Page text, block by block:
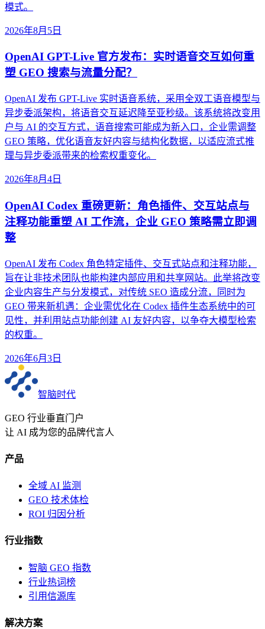
模式。
2026年8月5日
OpenAI GPT-Live 官方发布：实时语音交互如何重
塑 GEO 搜索与流量分配？
OpenAI 发布 GPT-Live 实时语音系统，采用全双工语音模型与
异步委派架构，将语音交互延迟降至亚秒级。该系统将改变用
户与 AI 的交互方式，语音搜索可能成为新入口，企业需调整
GEO 策略，优化语音友好内容与结构化数据，以适应流式推
理与异步委派带来的检索权重变化。
2026年8月4日
OpenAI Codex 重磅更新：角色插件、交互站点与
注释功能重塑 AI 工作流，企业 GEO 策略需立即调
整
OpenAI 发布 Codex 角色特定插件、交互式站点和注释功能，
旨在让非技术团队也能构建内部应用和共享网站。此举将改变
企业内容生产与分发模式，对传统 SEO 造成分流，同时为
GEO 带来新机遇：企业需优化在 Codex 插件生态系统中的可
见性，并利用站点功能创建 AI 友好内容，以争夺大模型检索
的权重。
2026年6月3日
智脑时代
GEO 行业垂直门户
让 AI 成为您的品牌代言人
产品
全域 AI 监测
GEO 技术体检
ROI 归因分析
行业指数
智脑 GEO 指数
行业热词榜
引用信源库
解决方案